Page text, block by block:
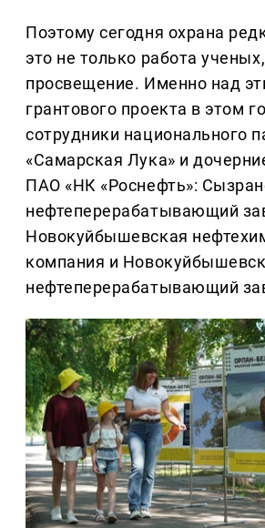
Поэтому сегодня охрана
это не только работа
просвещение. Именно над
грантового проекта в этом
сотрудники национального
«Самарская Лука» и
ПАО «НК «Роснефть»:
нефтеперерабатывающий
Новокуйбышевская
компания и
нефтеперерабатывающий